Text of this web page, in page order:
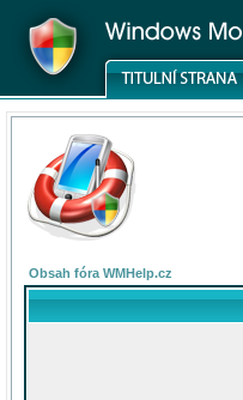
Obsah fóra WMHelp.cz